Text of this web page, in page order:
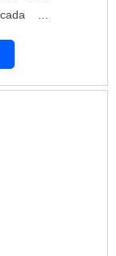
do
evitar
de
funções
MAIS
PARA